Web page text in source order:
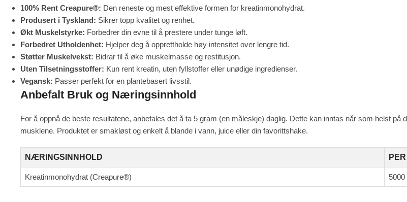
100% Rent Creapure®: Den reneste og mest effektive formen for kreatinmonohydrat.
Produsert i Tyskland: Sikrer topp kvalitet og renhet.
Økt Muskelstyrke: Forbedrer din evne til å prestere under tunge løft.
Forbedret Utholdenhet: Hjelper deg å opprettholde høy intensitet over lengre tid.
Støtter Muskelvekst: Bidrar til å øke muskelmasse og restitusjon.
Uten Tilsetningsstoffer: Kun rent kreatin, uten fyllstoffer eller unødige ingredienser.
Vegansk: Passer perfekt for en plantebasert livsstil.
Anbefalt Bruk og Næringsinnhold
For å oppnå de beste resultatene, anbefales det å ta 5 gram (en måleskje) daglig. Dette kan inntas når som helst på
musklene. Produktet er smakløst og enkelt å blande i vann, juice eller din favorittshake.
NÆRINGSINNHOLD
Kreatinmonohydrat (Creapure®)